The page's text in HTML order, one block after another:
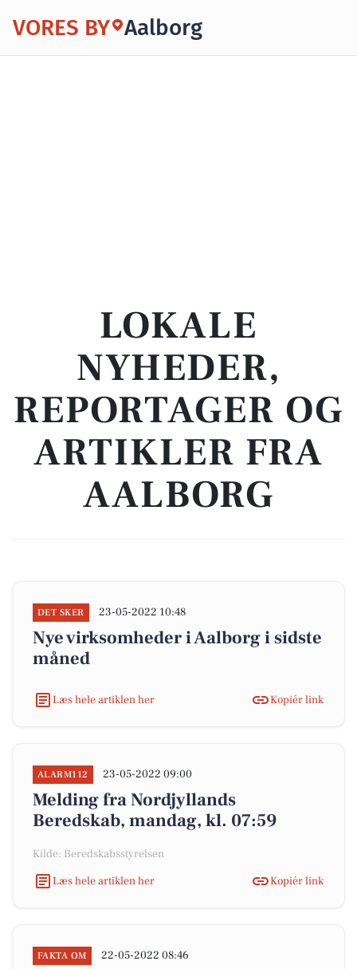
VORES BY Aalborg
LOKALE
NYHEDER,
REPORTAGER OG
ARTIKLER FRA
AALBORG
DET SKER 23-05-2022 10:48
Nye virksomheder i Aalborg i sidste
måned
Læs hele artiklen her Kopiér link
ALARM112 23-05-2022 09:00
Melding fra Nordjyllands
Beredskab, mandag, kl. 07:59
Kilde: Beredskabsstyrelsen
Læs hele artiklen her
Kopiér link
FAKTA OM 22-05-2022 08:46